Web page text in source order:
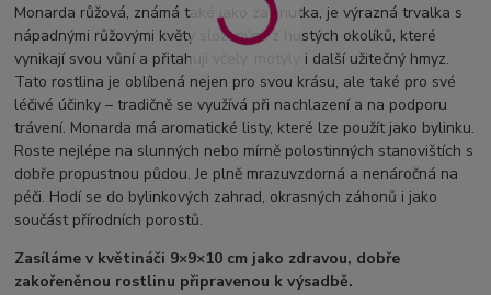
Monarda růžová, známá také jako zavinutka, je výrazná trvalka s
nápadnými růžovými květy složenými z hustých okolíků, které
vynikají svou vůní a přitahují včely, motýly i další užitečný hmyz.
Tato rostlina je oblíbená nejen pro svou krásu, ale také pro své
léčivé účinky – tradičně se využívá při nachlazení a na podporu
trávení. Monarda má aromatické listy, které lze použít jako bylinku.
Roste nejlépe na slunných nebo mírně polostinných stanovištích s
dobře propustnou půdou. Je plně mrazuvzdorná a nenáročná na
péči. Hodí se do bylinkových zahrad, okrasných záhonů i jako
součást přírodních porostů.
Zasíláme v květináči 9×9×10 cm jako zdravou, dobře
zakořeněnou rostlinu připravenou k výsadbě.